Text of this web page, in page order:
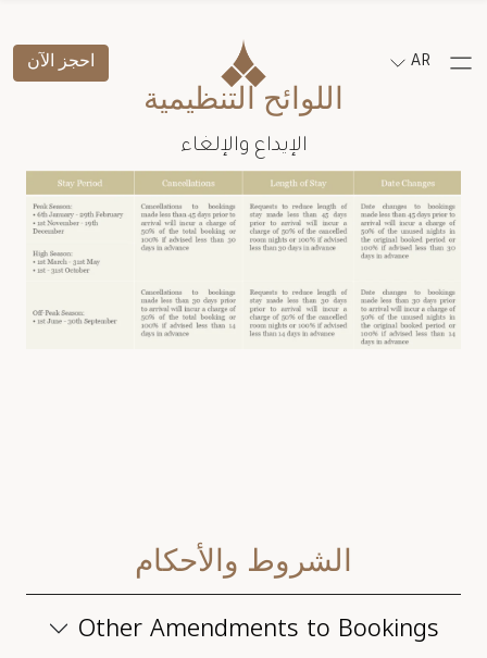
AR احجز الآن
اللوائح التنظيمية
الإيداع والإلغاء
الشروط والأحكام
Other Amendments to Bookings